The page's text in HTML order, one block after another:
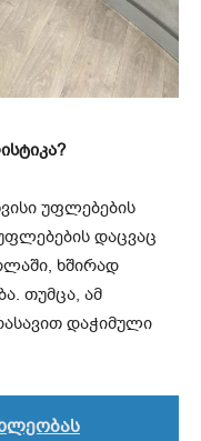
უფლებების
დაცვაც
ხშირად
თუმცა, ამ
დაჭიმული